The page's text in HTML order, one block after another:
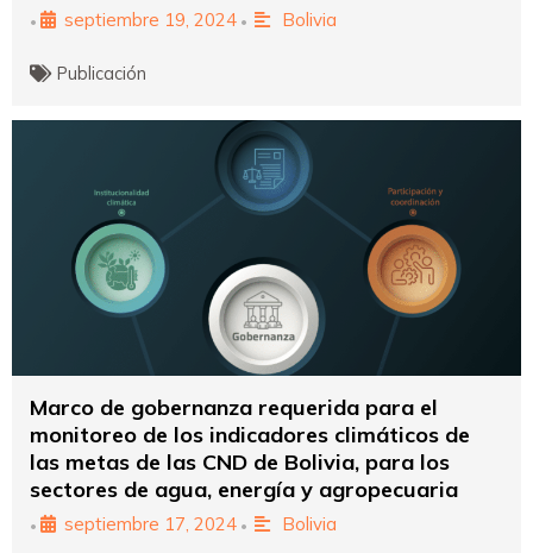
• septiembre 19, 2024 • Bolivia
Publicación
Marco de gobernanza requerida para el
monitoreo de los indicadores climáticos de
las metas de las CND de Bolivia, para los
sectores de agua, energía y agropecuaria
• septiembre 17, 2024 • Bolivia